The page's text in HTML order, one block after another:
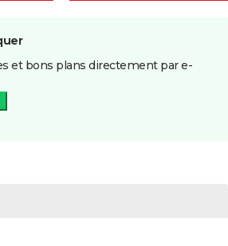
et bons plans directement par e-